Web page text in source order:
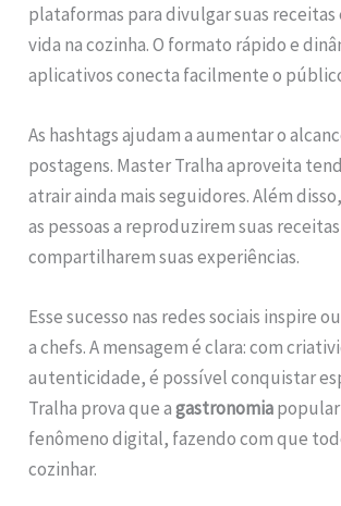
plataformas para divulgar suas receitas
vida na cozinha. O formato rápido e
aplicativos conecta facilmente o
As hashtags ajudam a aumentar o
postagens. Master Tralha aproveita
atrair ainda mais seguidores. Além
as pessoas a reproduzirem suas receitas
compartilharem suas experiências.
Esse sucesso nas redes sociais inspire
a chefs. A mensagem é clara: com
autenticidade, é possível conquistar
Tralha prova que agastronomia
fenômeno digital, fazendo com que
cozinhar.